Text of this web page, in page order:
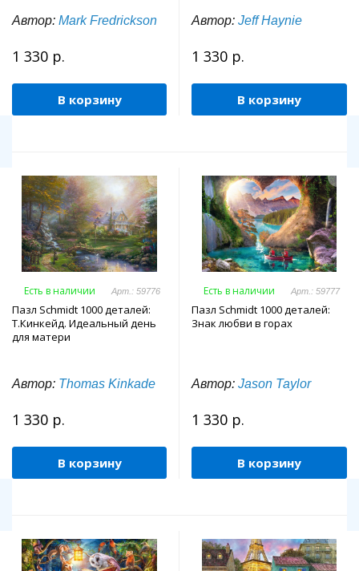
Автор: Mark Fredrickson
1 330 р.
В корзину
Автор: Jeff Haynie
1 330 р.
В корзину
Есть в наличии Арт.: 59776
Пазл Schmidt 1000 деталей:
Т.Кинкейд. Идеальный день
для матери
Автор: Thomas Kinkade
1 330 р.
В корзину
Есть в наличии Арт.: 59777
Пазл Schmidt 1000 деталей:
Знак любви в горах
Автор: Jason Taylor
1 330 р.
В корзину